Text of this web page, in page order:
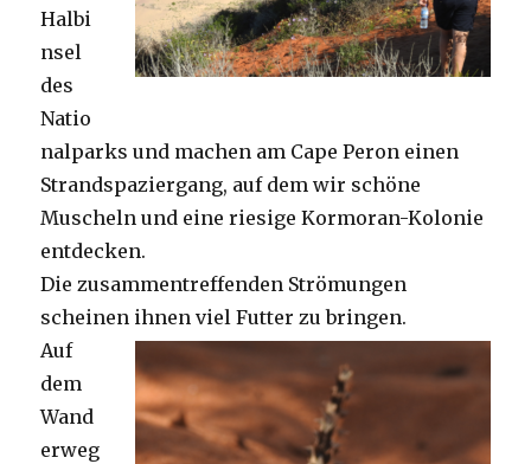
Halbi
nsel
des
Natio
nalparks und machen am Cape Peron einen
Strandspaziergang, auf dem wir schöne
Muscheln und eine riesige Kormoran-Kolonie
entdecken.
Die zusammentreffenden Strömungen
scheinen ihnen viel Futter zu bringen.
Auf
dem
Wand
erweg